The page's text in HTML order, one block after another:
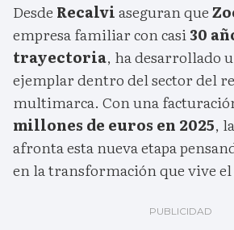
Desde Recalviaseguran que
empresa familiar con casi30
trayectoria, ha desarrollado
ejemplar dentro del sector del
multimarca. Con una
millones de euros en 2025,
afronta esta nueva etapa
en la transformación que vive el